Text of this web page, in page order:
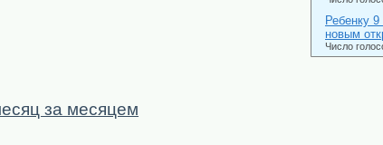
за месяцем
Ребенку
новым
Число